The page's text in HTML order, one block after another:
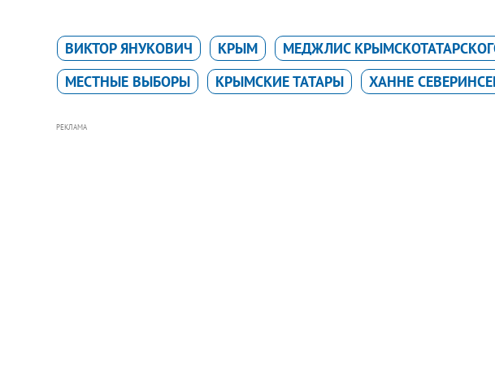
ВИКТОР ЯНУКОВИЧ КРЫМ
МЕДЖЛИС
МЕСТНЫЕ ВЫБОРЫ
КРЫМСКИЕ ТАТАРЫ ХАННЕ
РЕКЛАМА